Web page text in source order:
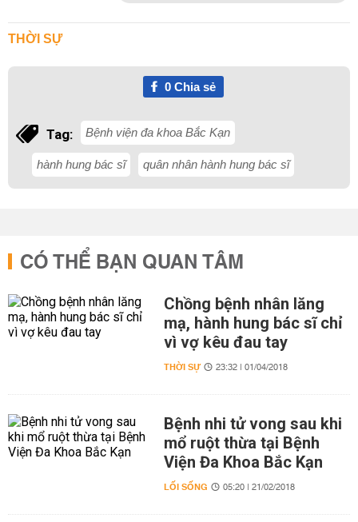
THỜI SỰ
0Chia sẻ
Tag: Bệnh viện đa khoa Bắc Kạn
hành hung bác sĩ quân nhân hành hung bác sĩ
CÓ THỂ BẠN QUAN TÂM
Chồng bệnh nhân lăng
mạ, hành hung bác sĩ chỉ
vì vợ kêu đau tay
THỜI SỰ 23:32 | 01/04/2018
Bệnh nhi tử vong sau khi
mổ ruột thừa tại Bệnh
Viện Đa Khoa Bắc Kạn
LỐI SỐNG 05:20 | 21/02/2018